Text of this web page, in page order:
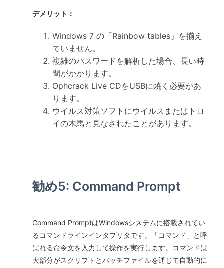
デメリット：
Windows 7 の「Rainbow tables」を揃え
ていません。
複雑のパスワードを解析した場合、長い時
間がかかります。
Ophcrack Live CDをUSBに焼く必要があ
ります。
ウイルス対策ソフトにウイルスまたはトロ
イの木馬と見なされたことがあります。
勧め5: Command Prompt
Command PromptはWindowsシステムに搭載されてい
るコマンドラインインタプリタです。「コマンド」と呼
ばれる命令文を入力して操作を実行します。コマンドは
大部分がスクリプトとバッチファイルを通じて自動的に